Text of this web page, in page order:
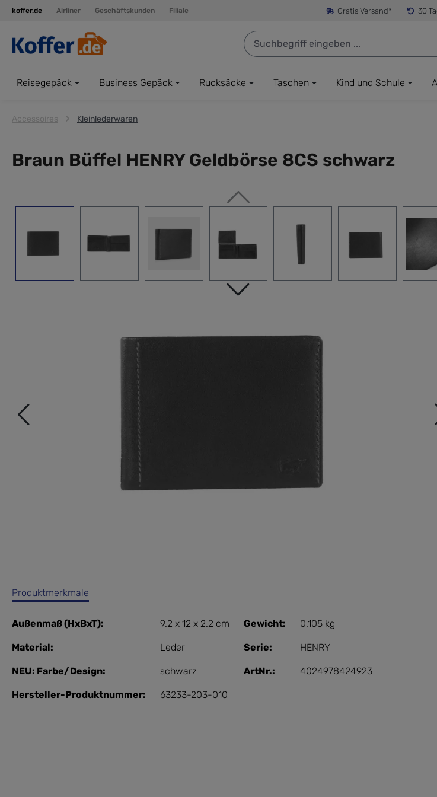
Zur Hauptnavigation springen
koffer.de Airliner Geschäftskunden Filiale Gratis Versand* 30
Reisegepäck Business Gepäck Rucksäcke Taschen Kind und Schule
Accessoires Kleinlederwaren
Braun Büffel HENRY Geldbörse 8CS schwarz
Produktmerkmale
Außenmaß (HxBxT): 9.2 x 12 x 2.2 cm Gewicht: 0.105 kg
Material: Leder Serie: HENRY
NEU: Farbe/Design: schwarz ArtNr.: 4024978424923
Hersteller-Produktnummer: 63233-203-010